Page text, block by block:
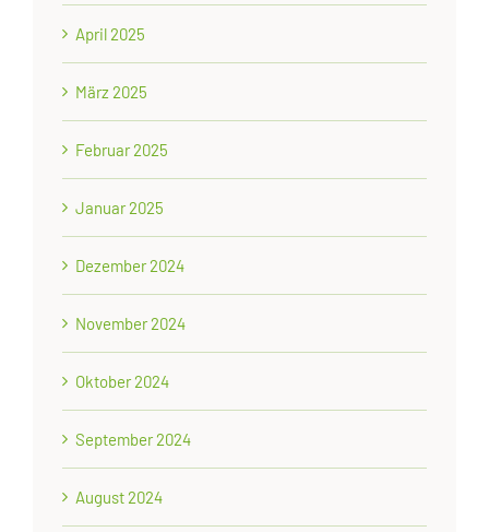
April 2025
März 2025
Februar 2025
Januar 2025
Dezember 2024
November 2024
Oktober 2024
September 2024
August 2024